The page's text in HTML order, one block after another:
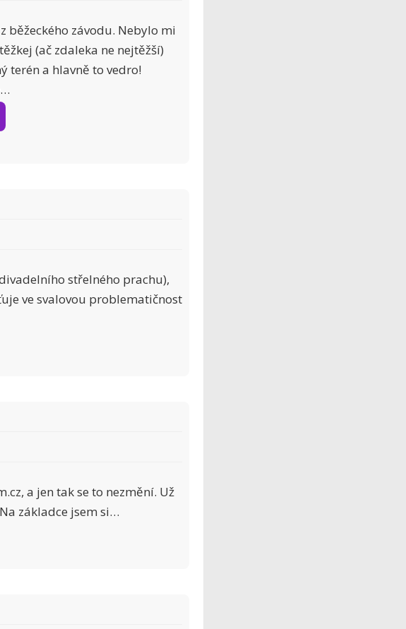
běžeckého závodu. Nebylo mi
(ač zdaleka ne nejtěžší)
terén a hlavně to vedro!
střelného prachu),
ve svalovou problematičnost
a jen tak se to nezmění. Už
základce jsem si…